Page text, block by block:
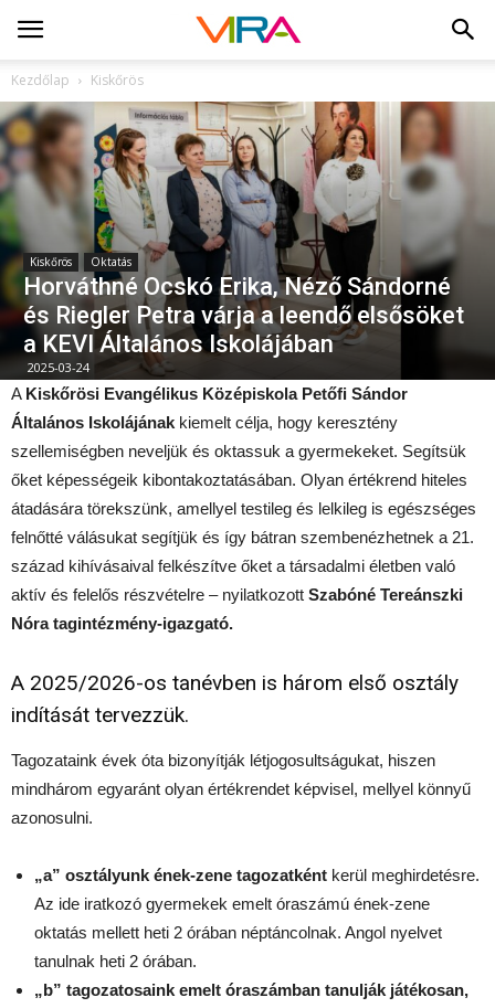
Kezdőlap Kiskőrös
Kiskőrös Oktatás
Horváthné Ocskó Erika, Néző Sándorné
és Riegler Petra várja a leendő elsősöket
a KEVI Általános Iskolájában
2025-03-24
A Kiskőrösi Evangélikus Középiskola Petőfi Sándor
Általános Iskolájának kiemelt célja, hogy keresztény
szellemiségben neveljük és oktassuk a gyermekeket. Segítsük
őket képességeik kibontakoztatásában. Olyan értékrend hiteles
átadására törekszünk, amellyel testileg és lelkileg is egészséges
felnőtté válásukat segítjük és így bátran szembenézhetnek a 21.
század kihívásaival felkészítve őket a társadalmi életben való
aktív és felelős részvételre – nyilatkozott Szabóné Tereánszki
Nóra tagintézmény-igazgató.
A 2025/2026-os tanévben is három első osztály
indítását tervezzük.
Tagozataink évek óta bizonyítják létjogosultságukat, hiszen
mindhárom egyaránt olyan értékrendet képvisel, mellyel könnyű
azonosulni.
„a” osztályunk ének-zene tagozatként kerül meghirdetésre.
Az ide iratkozó gyermekek emelt óraszámú ének-zene
oktatás mellett heti 2 órában néptáncolnak. Angol nyelvet
tanulnak heti 2 órában.
„b” tagozatosaink emelt óraszámban tanulják játékosan,